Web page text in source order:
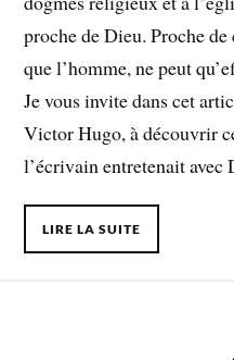
proche de Dieu. Proche
que l’homme, ne peut
Je vous invite dans cet
Victor Hugo, à découvrir
l’écrivain entretenait avec
LIRE LA SUITE